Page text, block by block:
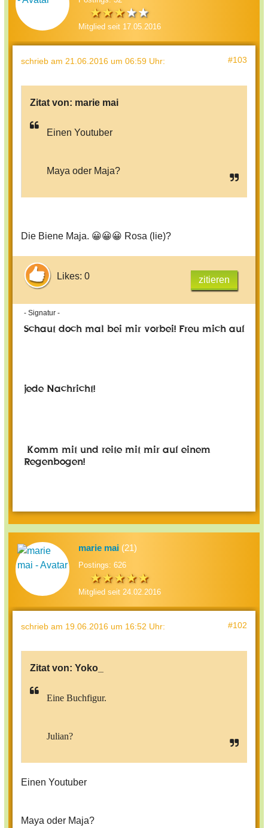
Mitglied seit 17.05.2016
schrieb am 21.06.2016 um 06:59 Uhr: #103
Zitat von: marie mai
Einen Youtuber
Maya oder Maja?
Die Biene Maja. 😀😀😀 Rosa (lie)?
Likes: 0 zitieren
- Signatur -
Schaut doch mal bei mir vorbei! Freu mich auf
jede Nachricht!
Komm mit und reite mit mir auf einem
Regenbogen!
marie mai (21)
Postings: 626
Mitglied seit 24.02.2016
schrieb am 19.06.2016 um 16:52 Uhr: #102
Zitat von: Yoko_
Eine Buchfigur.
Julian?
Einen Youtuber
Maya oder Maja?